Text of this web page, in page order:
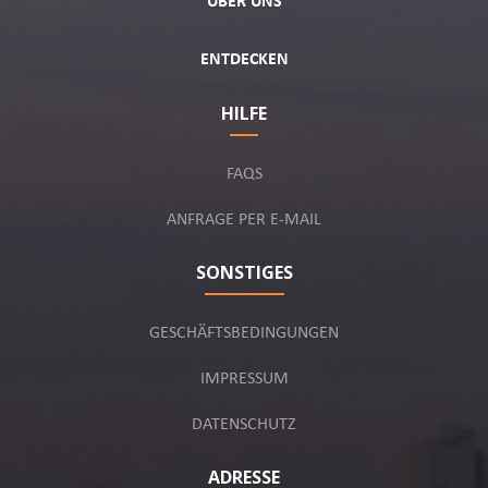
ENTDECKEN
HILFE
FAQS
ANFRAGE PER E-MAIL
SONSTIGES
GESCHÄFTSBEDINGUNGEN
IMPRESSUM
DATENSCHUTZ
ADRESSE